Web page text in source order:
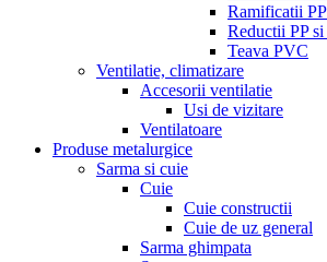
Ramificatii
Reductii PP
Teava PVC
Ventilatie, climatizare
Accesorii ventilatie
Usi de vizitare
Ventilatoare
Produse metalurgice
Sarma si cuie
Cuie
Cuie constructii
Cuie de uz general
Sarma ghimpata